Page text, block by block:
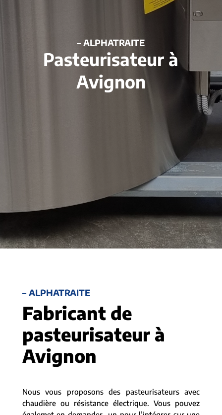
– ALPHATRAITE
Pasteurisateur à
Avignon
– ALPHATRAITE
Fabricant de
pasteurisateur à
Avignon
Nous vous proposons des pasteurisateurs avec
chaudière ou résistance électrique. Vous pouvez